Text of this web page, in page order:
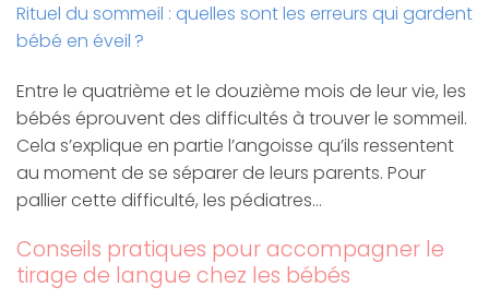
Rituel du sommeil : quelles sont les erreurs qui gardent
bébé en éveil ?
Entre le quatrième et le douzième mois de leur vie, les
bébés éprouvent des difficultés à trouver le sommeil.
Cela s’explique en partie l’angoisse qu’ils ressentent
au moment de se séparer de leurs parents. Pour
pallier cette difficulté, les pédiatres…
Conseils pratiques pour accompagner le
tirage de langue chez les bébés